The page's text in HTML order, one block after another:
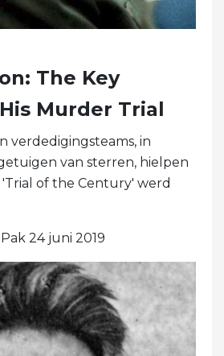
The Key
Murder Trial
verdedigingsteams, in
van sterren, hielpen
'Trial of the Century' werd
24 juni 2019